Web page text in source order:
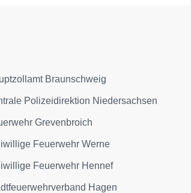
Braunschweig
Polizeidirektion Niedersachsen
Grevenbroich
Feuerwehr Werne
Feuerwehr Hennef
Hagen